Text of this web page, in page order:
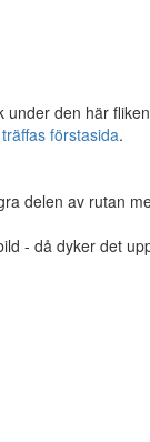
under den här
förstasida.
delen av rutan
- då dyker det